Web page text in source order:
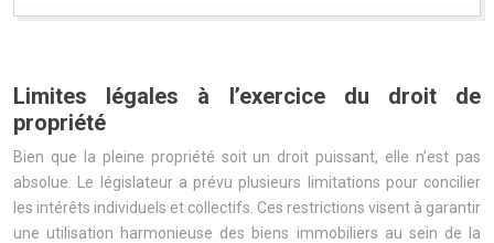
Limites légales à l’exercice du droit de
propriété
Bien que la pleine propriété soit un droit puissant, elle n’est pas
absolue. Le législateur a prévu plusieurs limitations pour concilier
les intérêts individuels et collectifs. Ces restrictions visent à garantir
une utilisation harmonieuse des biens immobiliers au sein de la